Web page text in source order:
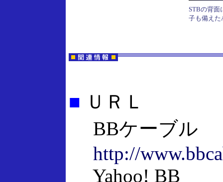
STBの背面
子も備えた
■ ＵＲＬ
BBケーブル
http://
Yahoo! BB